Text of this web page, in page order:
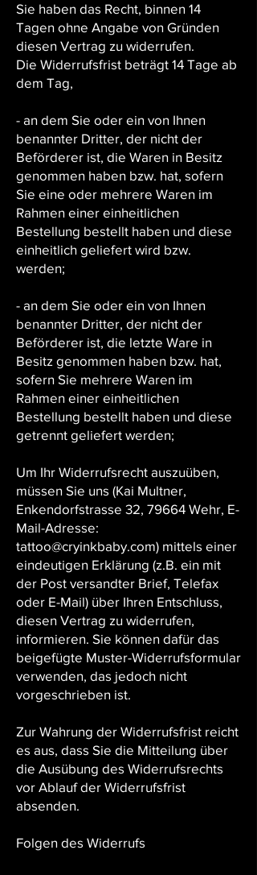
Sie haben das Recht, binnen 14
Tagen ohne Angabe von Gründen
diesen Vertrag zu widerrufen.
Die Widerrufsfrist beträgt 14 Tage ab
dem Tag,
- an dem Sie oder ein von Ihnen
benannter Dritter, der nicht der
Beförderer ist, die Waren in Besitz
genommen haben bzw. hat, sofern
Sie eine oder mehrere Waren im
Rahmen einer einheitlichen
Bestellung bestellt haben und diese
einheitlich geliefert wird bzw.
werden;
- an dem Sie oder ein von Ihnen
benannter Dritter, der nicht der
Beförderer ist, die letzte Ware in
Besitz genommen haben bzw. hat,
sofern Sie mehrere Waren im
Rahmen einer einheitlichen
Bestellung bestellt haben und diese
getrennt geliefert werden;
Um Ihr Widerrufsrecht auszuüben,
müssen Sie uns (Kai Multner,
Enkendorfstrasse 32, 79664 Wehr, E-
Mail-Adresse:
tattoo@cryinkbaby.com) mittels einer
eindeutigen Erklärung (z.B. ein mit
der Post versandter Brief, Telefax
oder E-Mail) über Ihren Entschluss,
diesen Vertrag zu widerrufen,
informieren. Sie können dafür das
beigefügte Muster-Widerrufsformular
verwenden, das jedoch nicht
vorgeschrieben ist.
Zur Wahrung der Widerrufsfrist reicht
es aus, dass Sie die Mitteilung über
die Ausübung des Widerrufsrechts
vor Ablauf der Widerrufsfrist
absenden.
Folgen des Widerrufs